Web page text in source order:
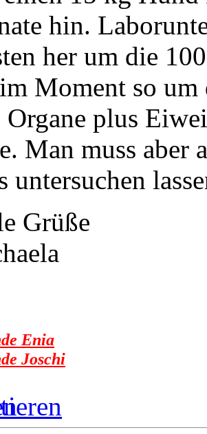
hin.
her um die
Moment so
Organe plus
Man muss aber
untersuchen
Grüße
Enia
Joschi